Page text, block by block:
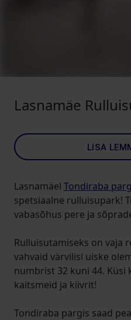
Lasnamäe
LISA
Lasnamäel Tondiraba
spetsiaalne rulluisupark!
vabasõhus pere ja
Rulluisutamiseks on vaja
vahvaid värvilisi uiske
numbrist 32 kuni 44.
kaitsmeid ja kiivrit!
Tondiraba pargis saad